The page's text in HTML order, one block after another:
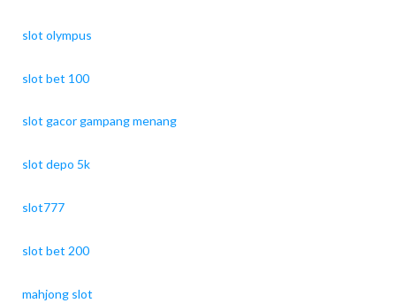
slot olympus
slot bet 100
slot gacor gampang menang
slot depo 5k
slot777
slot bet 200
mahjong slot